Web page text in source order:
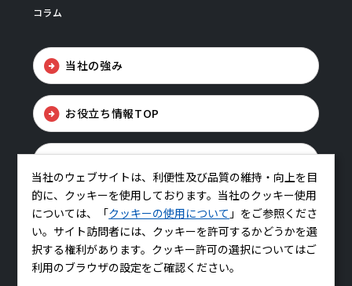
コラム
当社の強み
お役立ち情報TOP
コーポレートサイトはこちら
当社のウェブサイトは、利便性及び品質の維持・向上を目
的に、クッキーを使用しております。当社のクッキー使用
については、「クッキーの使用について 」をご参照くださ
い。サイト訪問者には、クッキーを許可するかどうかを選
択する権利があります。クッキー許可の選択についてはご
利用のブラウザの設定をご確認ください。